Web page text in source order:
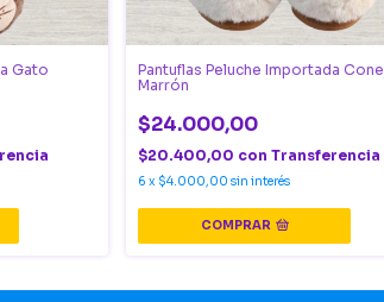
Gato
Pantuflas Peluche Importada
Marrón
$24.000,00
$20.400,00 con Transferencia
6 x $4.000,00 sin interés
COMPRAR